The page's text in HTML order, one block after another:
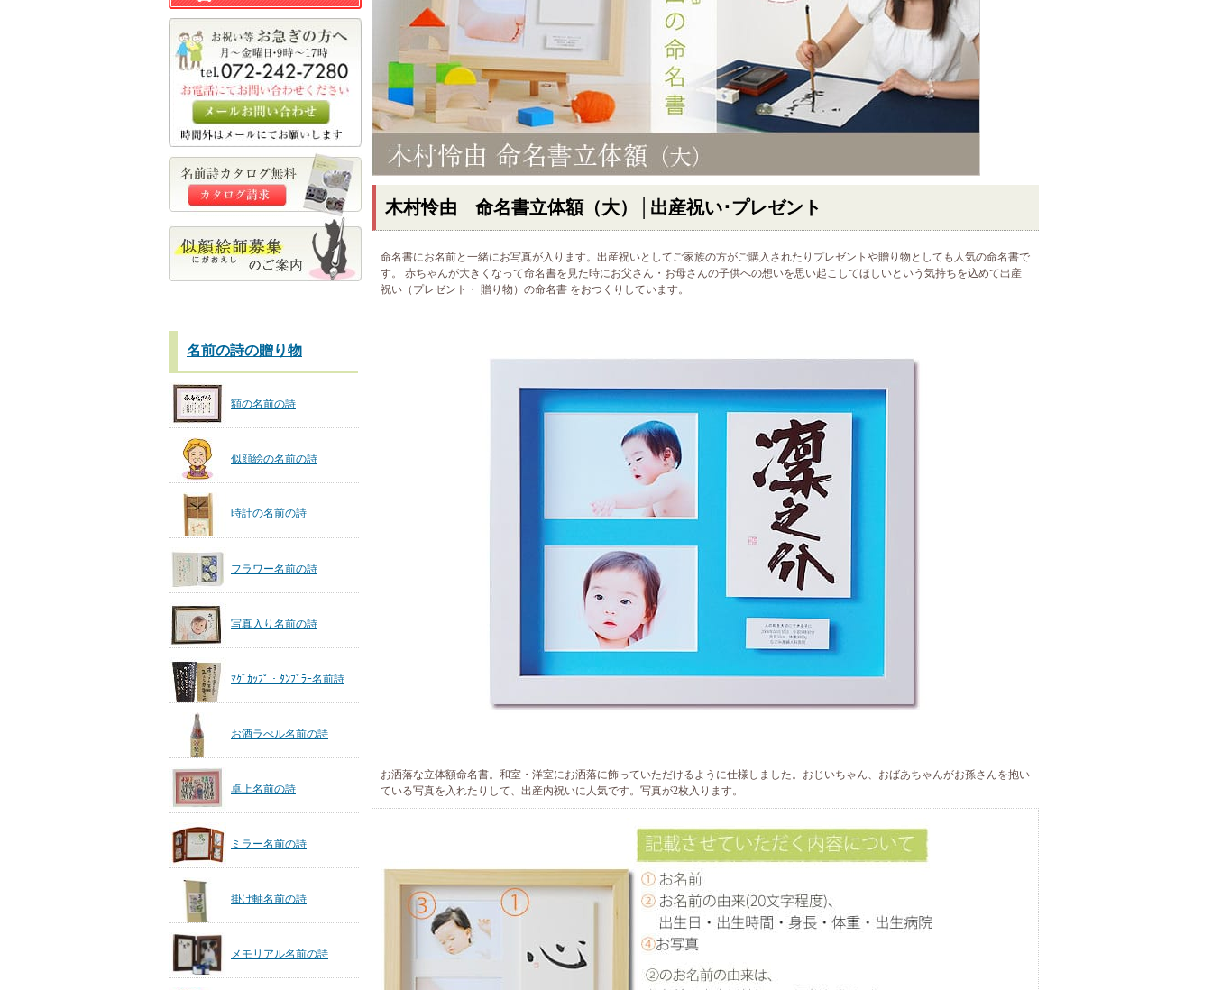
名前の詩の贈り物
額の名前の詩
似顔絵の名前の詩
時計の名前の詩
フラワー名前の詩
写真入り名前の詩
ﾏｸﾞｶｯﾌﾟ・ﾀﾝﾌﾞﾗｰ名前詩
お酒ラべル名前の詩
卓上名前の詩
ミラー名前の詩
掛け軸名前の詩
メモリアル名前の詩
木村怜由 命名書立体額（大）│出産祝い･プレゼント
命名書にお名前と一緒にお写真が入ります。出産祝いとしてご家族の方がご購入されたりプレゼントや贈り物としても人気の命名書で
す。 赤ちゃんが大きくなって命名書を見た時にお父さん・お母さんの子供への想いを思い起こしてほしいという気持ちを込めて出産
祝い（プレゼント・ 贈り物）の命名書 をおつくりしています。
お洒落な立体額命名書。和室・洋室にお洒落に飾っていただけるように仕様しました。おじいちゃん、おばあちゃんがお孫さんを抱い
ている写真を入れたりして、出産内祝いに人気です。写真が2枚入ります。